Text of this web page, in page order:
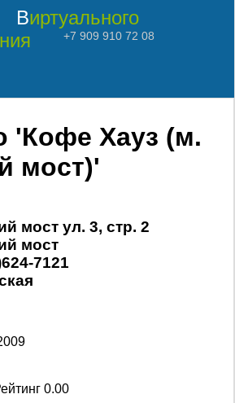
Виртуального
+7 909 910 72 08
'Кофе Хауз (м.
мост)'
мост ул. 3, стр. 2
мост
7121
0.00